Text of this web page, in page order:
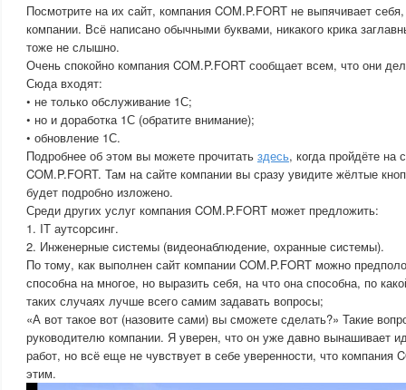
Посмотрите на их сайт, компания COM.P.FORT не выпячивает
компании. Всё написано обычными буквами, никакого крика
тоже не слышно.
Очень спокойно компания COM.P.FORT сообщает всем, что они
Сюда входят:
• не только обслуживание 1С;
• но и доработка 1С (обратите внимание);
• обновление 1С.
Подробнее об этом вы можете прочитать здесь, когда пройдёте на
COM.P.FORT. Там на сайте компании вы сразу увидите жёлтые
будет подробно изложено.
Среди других услуг компания COM.P.FORT может предложить:
1. IT аутсорсинг.
2. Инженерные системы (видеонаблюдение, охранные системы).
По тому, как выполнен сайт компании COM.P.FORT можно
способна на многое, но выразить себя, на что она способна, по
таких случаях лучше всего самим задавать вопросы;
«А вот такое вот (назовите сами) вы сможете сделать?» Такие
руководителю компании. Я уверен, что он уже давно вынашивает
работ, но всё еще не чувствует в себе уверенности, что компания
этим.